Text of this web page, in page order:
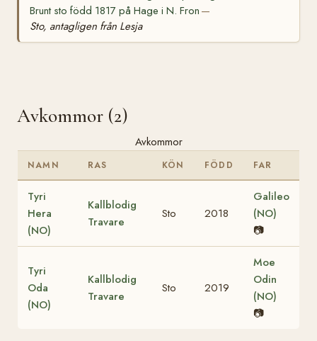
Brunt sto född 1817 på Hage i N. Fron —
Sto, antagligen från Lesja
Avkommor (2)
Avkommor
NAMN RAS KÖN FÖDD FAR
Tyri
Hera
(NO)
Kallblodig
Travare
Sto 2018
Galileo
(NO)
📷
Tyri
Oda
(NO)
Kallblodig
Travare
Sto 2019
Moe
Odin
(NO)
📷